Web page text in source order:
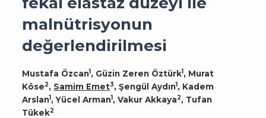
malnütrisyonun
değerlendirilmesi
Mustafa Özcan1, Güzin Zeren Öztürk1, Murat
Köse2, Samim Emet3, Şengül Aydın1, Kadem
Arslan1, Yücel Arman1, Vakur Akkaya2, Tufan
Tükek2